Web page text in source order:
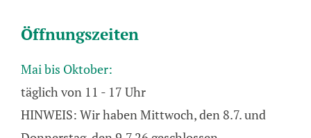
opens
in
new
opens
in
window
Öffnungszeiten
Mai bis Oktober:
täglich von 11 - 17 Uhr
HINWEIS: Wir haben Mittwoch, den 8.7. und